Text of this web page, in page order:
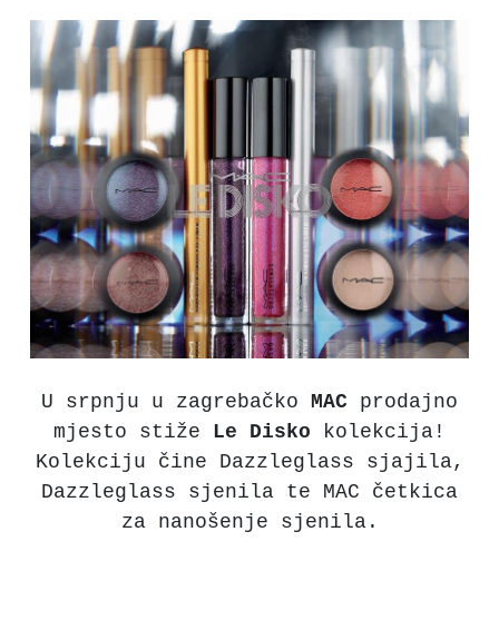
U srpnju u zagrebačko MAC prodajno
mjesto stiže Le Disko kolekcija!
Kolekciju čine Dazzleglass sjajila,
Dazzleglass sjenila te MAC četkica
za nanošenje sjenila.